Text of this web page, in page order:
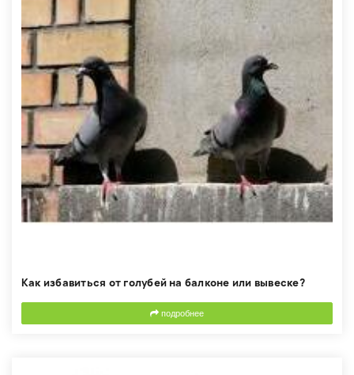
Как избавиться от голубей на балконе или вывеске?
подробнее